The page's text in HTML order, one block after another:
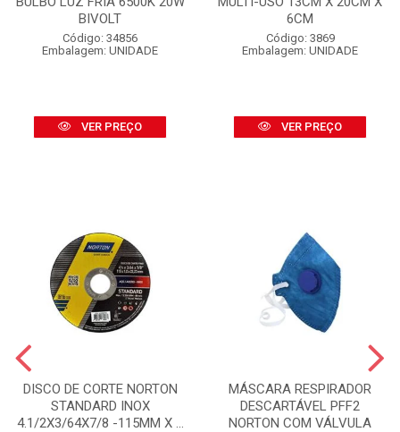
BIVOLT
Código: 34856
Embalagem: UNIDADE
VER PREÇO
6CM
Código: 3869
Embalagem: UNIDADE
VER PREÇO
DISCO DE CORTE NORTON
STANDARD INOX
4.1/2X3/64X7/8 -115MM X ...
MÁSCARA RESPIRADOR
DESCARTÁVEL PFF2
NORTON COM VÁLVULA